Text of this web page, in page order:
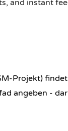
and instant
Projekt)
angeben -